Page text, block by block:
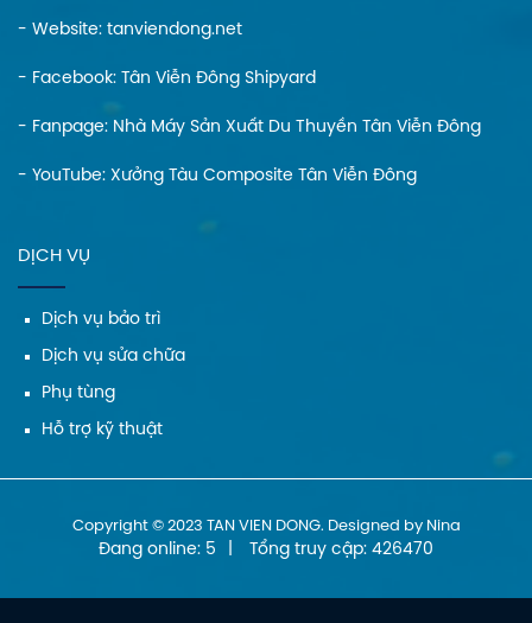
- Website: tanviendong.net
- Facebook: Tân Viễn Đông Shipyard
- Fanpage: Nhà Máy Sản Xuất Du Thuyền Tân Viễn Đông
- YouTube: Xưởng Tàu Composite Tân Viễn Đông
DỊCH VỤ
Dịch vụ bảo trì
Dịch vụ sửa chữa
Phụ tùng
Hỗ trợ kỹ thuật
Copyright © 2023 TAN VIEN DONG. Designed by Nina
Đang online: 5 Tổng truy cập: 426470